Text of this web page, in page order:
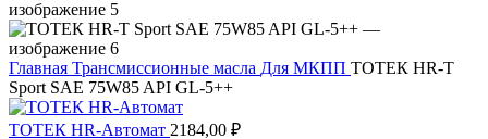
Главная Трансмиссионные масла Для МКПП ТОТЕК HR-T
Sport SAE 75W85 API GL-5++
ТОТЕК HR-Автомат 2184,00 ₽